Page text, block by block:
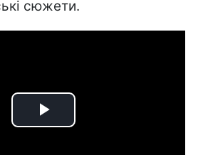
сюжети.
Play